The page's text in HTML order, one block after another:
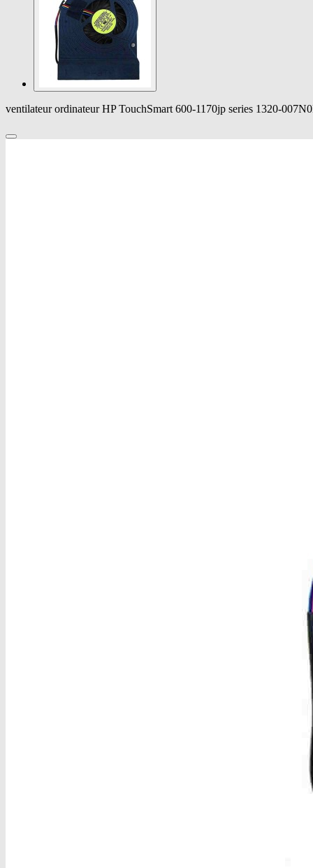
ventilateur ordinateur HP TouchSmart 600-1170jp series 1320-